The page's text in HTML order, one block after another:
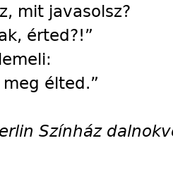
mit javasolsz?
érted?!”
élted.”
Színház